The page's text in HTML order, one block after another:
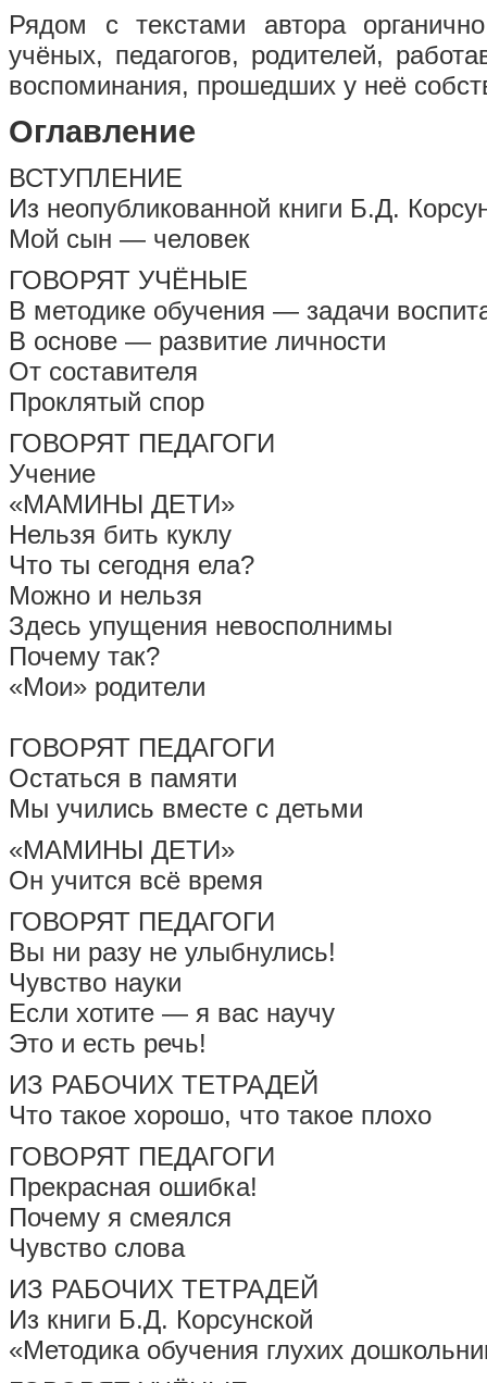
Рядом с текстами автора
учёных, педагогов, родителей,
воспо­минания, прошедших у неё
Оглавление
ВСТУПЛЕНИЕ
Из неопубликованной книги Б.Д.
Мой сын — человек
ГОВОРЯТ УЧЁНЫЕ
В методике обучения — задачи
В основе — развитие личности
От составителя
Проклятый спор
ГОВОРЯТ ПЕДАГОГИ
Учение
«МАМИНЫ ДЕТИ»
Нельзя бить куклу
Что ты сегодня ела?
Можно и нельзя
Здесь упущения невосполнимы
Почему так?
«Мои» родители
ГОВОРЯТ ПЕДАГОГИ
Остаться в памяти
Мы учились вместе с детьми
«МАМИНЫ ДЕТИ»
Он учится всё время
ГОВОРЯТ ПЕДАГОГИ
Вы ни разу не улыбнулись!
Чувство науки
Если хотите — я вас научу
Это и есть речь!
ИЗ РАБОЧИХ ТЕТРАДЕЙ
Что такое хорошо, что такое плохо
ГОВОРЯТ ПЕДАГОГИ
Прекрасная ошибка!
Почему я смеялся
Чувство слова
ИЗ РАБОЧИХ ТЕТРАДЕЙ
Из книги Б.Д. Корсунской
«Методика обучения глухих